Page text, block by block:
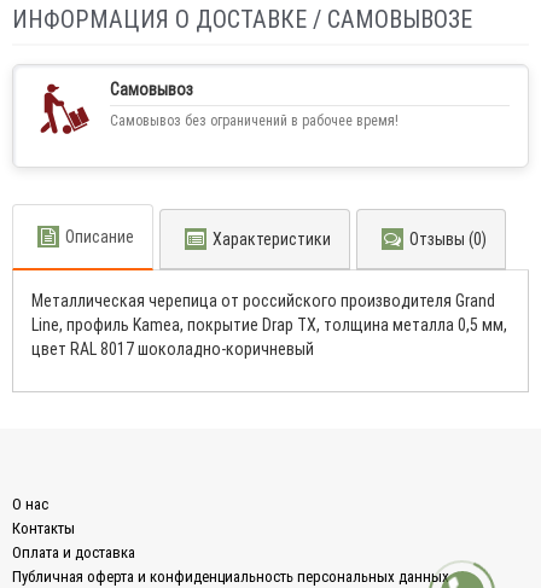
ИНФОРМАЦИЯ О ДОСТАВКЕ / САМОВЫВОЗЕ
Самовывоз
Самовывоз без ограничений в рабочее время!
Описание Характеристики Отзывы (0)
Металлическая черепица от российского производителя Grand
Line, профиль Kamea, покрытие Drap TX, толщина металла 0,5 мм,
цвет RAL 8017 шоколадно-коричневый
О нас
Контакты
Оплата и доставка
Публичная оферта и конфиденциальность персональных данных